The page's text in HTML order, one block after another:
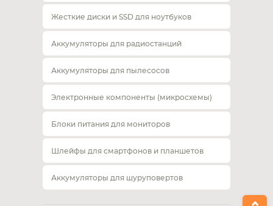
Жесткие диски и SSD для ноутбуков
Аккумуляторы для радиостанций
Аккумуляторы для пылесосов
Электронные компоненты (микросхемы)
Блоки питания для мониторов
Шлейфы для смартфонов и планшетов
Аккумуляторы для шуруповертов